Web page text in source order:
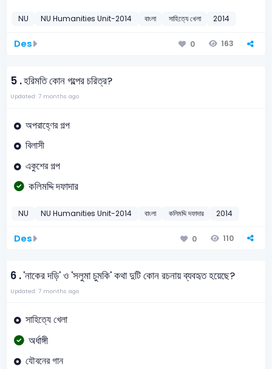
NU NU Humanities Unit-2014 বাংলা সাহিত্যে খেলা 2014
Des 0 163
5 .হরিমতি কোন গল্পের চরিত্র?
Updated: 7 months ago
অপরাহ্ণের গল্প
বিলাসী
একুশের গল্প
কলিমদ্দি দফাদার
NU NU Humanities Unit-2014 বাংলা কলিমদ্দি দফাদার 2014
Des 0 110
6 .'নাকের দড়ি' ও 'সলুমা চুমকি' কথা দুটি কোন রচনায় ব্যবহৃত হয়েছে?
Updated: 7 months ago
সাহিত্যে খেলা
অর্ধাঙ্গী
যৌবনের গান